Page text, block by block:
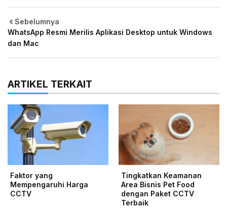
Sebelumnya
WhatsApp Resmi Merilis Aplikasi Desktop untuk Windows
dan Mac
ARTIKEL TERKAIT
Faktor yang
Mempengaruhi Harga
CCTV
Tingkatkan Keamanan
Area Bisnis Pet Food
dengan Paket CCTV
Terbaik